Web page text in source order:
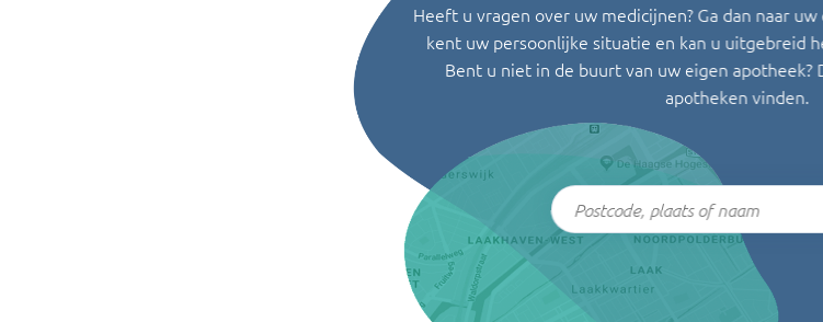
Heeft u vragen over uw medicijnen? Ga dan naar
kent uw persoonlijke situatie en kan u uitgebreid
Bent u niet in de buurt van uw eigen apotheek?
apotheken vinden.